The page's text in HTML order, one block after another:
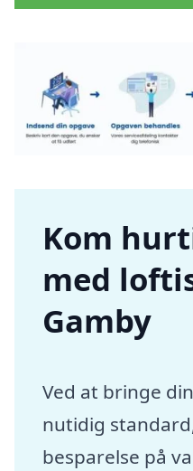
Kom
med
Gamby
Ved at bringe
nutidig
besparelse på